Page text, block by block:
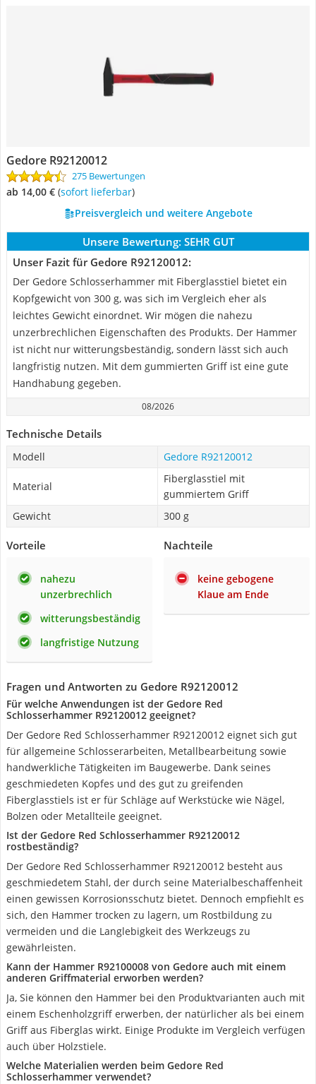
Gedore R92120012
275 Bewertungen
ab 14,00 € ( Sofort lieferbar)
Preisvergleich und weitere Angebote
Unsere Bewertung: SEHR GUT
Unser Fazit für Gedore R92120012:
Der Gedore Schlosserhammer mit Fiberglasstiel bietet ein
Kopfgewicht von 300 g, was sich im Vergleich eher als
leichtes Gewicht einordnet. Wir mögen die nahezu
unzerbrechlichen Eigenschaften des Produkts. Der Hammer
ist nicht nur witterungsbeständig, sondern lässt sich auch
langfristig nutzen. Mit dem gummierten Griff ist eine gute
Handhabung gegeben.
08/2026
Technische Details
Modell Gedore R92120012
Material
Fiberglasstiel mit
gummiertem Griff
Gewicht
300 g
Vorteile
nahezu
unzerbrechlich
witterungsbeständig
langfristige Nutzung
Nachteile
keine gebogene
Klaue am Ende
Fragen und Antworten zu Gedore R92120012
Für welche Anwendungen ist der Gedore Red
Schlosserhammer R92120012 geeignet?
Der Gedore Red Schlosserhammer R92120012 eignet sich gut
für allgemeine Schlosserarbeiten, Metallbearbeitung sowie
handwerkliche Tätigkeiten im Baugewerbe. Dank seines
geschmiedeten Kopfes und des gut zu greifenden
Fiberglasstiels ist er für Schläge auf Werkstücke wie Nägel,
Bolzen oder Metallteile geeignet.
Ist der Gedore Red Schlosserhammer R92120012
rostbeständig?
Der Gedore Red Schlosserhammer R92120012 besteht aus
geschmiedetem Stahl, der durch seine Materialbeschaffenheit
einen gewissen Korrosionsschutz bietet. Dennoch empfiehlt es
sich, den Hammer trocken zu lagern, um Rostbildung zu
vermeiden und die Langlebigkeit des Werkzeugs zu
gewährleisten.
Kann der Hammer R92100008 von Gedore auch mit einem
anderen Griffmaterial erworben werden?
Ja, Sie können den Hammer bei den Produktvarianten auch mit
einem Eschenholzgriff erwerben, der natürlicher als bei einem
Griff aus Fiberglas wirkt. Einige Produkte im Vergleich verfügen
auch über Holzstiele.
Welche Materialien werden beim Gedore Red
Schlosserhammer verwendet?